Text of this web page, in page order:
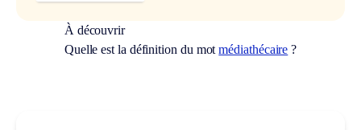
À découvrir
Quelle est la définition du motmédiathécaire ?